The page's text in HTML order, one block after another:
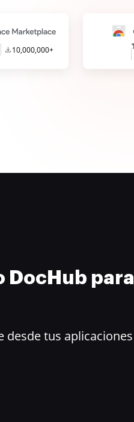
10,000,000+
tus